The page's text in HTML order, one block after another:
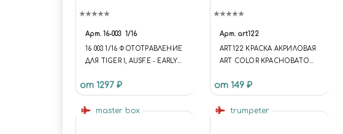
Арт. 16-003 1/16
16 003 1/16 ФОТОТРАВЛЕНИЕ
ДЛЯ TIGER I, AUSF.E - EARLY
от 1297 ₽
Арт. art122
ART122 КРАСКА АКРИЛОВАЯ
ART COLOR КРАСНОВАТО
ORANGE)
от 149 ₽
master box trumpeter